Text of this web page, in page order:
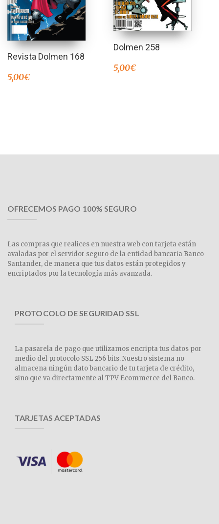
Revista Dolmen 168
5,00€
Dolmen 258
5,00€
OFRECEMOS PAGO 100% SEGURO
Las compras que realices en nuestra web con tarjeta están
avaladas por el servidor seguro de la entidad bancaria Banco
Santander, de manera que tus datos están protegidos y
encriptados por la tecnología más avanzada.
PROTOCOLO DE SEGURIDAD SSL
La pasarela de pago que utilizamos encripta tus datos por
medio del protocolo SSL 256 bits. Nuestro sistema no
almacena ningún dato bancario de tu tarjeta de crédito,
sino que va directamente al TPV Ecommerce del Banco.
TARJETAS ACEPTADAS